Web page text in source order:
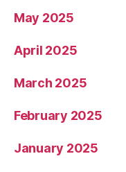
May 2025
April 2025
March 2025
February 2025
January 2025